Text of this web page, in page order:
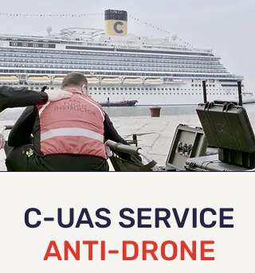
C-UAS SERVICE
ANTI-DRONE